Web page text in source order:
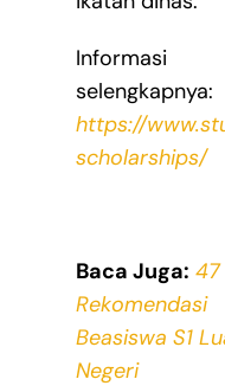
Informasi
selengkapnya:
https://
scholarships/
Baca Juga: 47
Rekomendasi
Beasiswa S1
Negeri